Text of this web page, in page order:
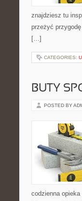
znajdziesz tu
przeżyć
[…]
CATEGORIES:
BUTY
POSTED BY
codzienna